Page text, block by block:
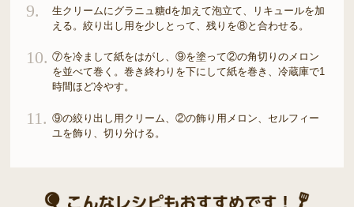
9.
生クリームにグラニュ糖dを加えて泡立て、リキュールを加
える。絞り出し用を少しとって、残りを⑧と合わせる。
10. ⑦を冷まして紙をはがし、⑨を塗って②の角切りのメロン
を並べて巻く。巻き終わりを下にして紙を巻き、冷蔵庫で1
時間ほど冷やす。
11. ⑨の絞り出し用クリーム、②の飾り用メロン、セルフィー
ユを飾り、切り分ける。